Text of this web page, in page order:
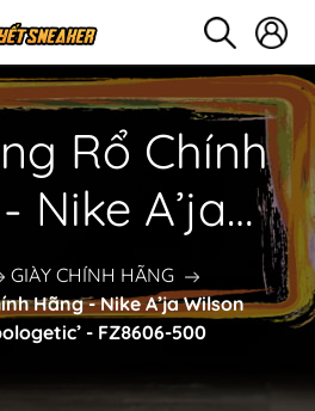
Rổ Chính
Nike A’ja
A’One
-
500
GIÀY CHÍNH HÃNG
Hãng - Nike A’ja Wilson
- FZ8606-500